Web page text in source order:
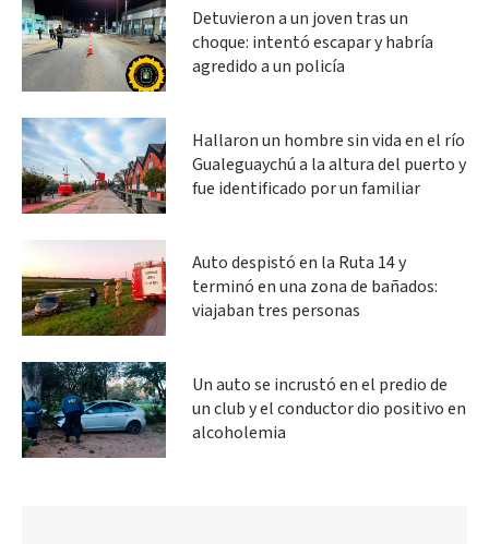
Detuvieron a un joven tras un
choque: intentó escapar y habría
agredido a un policía
Hallaron un hombre sin vida en el río
Gualeguaychú a la altura del puerto y
fue identificado por un familiar
Auto despistó en la Ruta 14 y
terminó en una zona de bañados:
viajaban tres personas
Un auto se incrustó en el predio de
un club y el conductor dio positivo en
alcoholemia